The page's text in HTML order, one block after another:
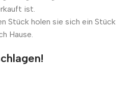
ist.
Stück holen sie sich ein Stück
Hause.